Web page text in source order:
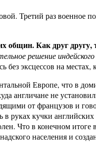
Третий раз военное
общин. Как друг
решение
эксцессов на местах,
Европе, что в
англичане не
от французов и
в руках кучки
Что в конечном
населения и